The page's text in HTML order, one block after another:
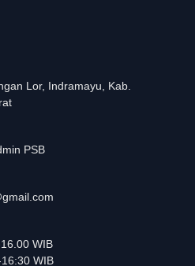
Lor, Indramayu, Kab.
PSB
WIB
WIB